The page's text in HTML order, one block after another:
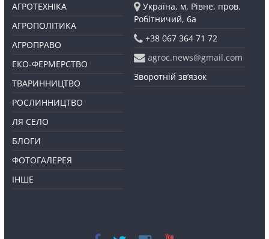
АГРОТЕХНІКА
АГРОПОЛІТИКА
АГРОПРАВО
ЕКО-ФЕРМЕРСТВО
ТВАРИННИЦТВО
РОСЛИННИЦТВО
ЛЯ СЕЛО
БЛОГИ
ФОТОГАЛЕРЕЯ
ІНШЕ
Україна, м. Рівне, пров.
Робітничий, 6а
+38 067 364 71 72
agroc.news@gmail.com
Зворотній зв’язок